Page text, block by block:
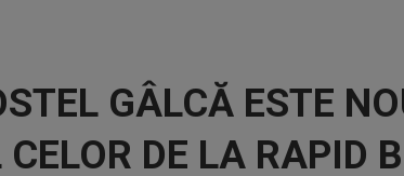
GÂLCĂ ESTE
DE LA RAPID